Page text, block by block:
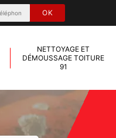
NETTOYAGE ET
DÉMOUSSAGE TOITURE
91